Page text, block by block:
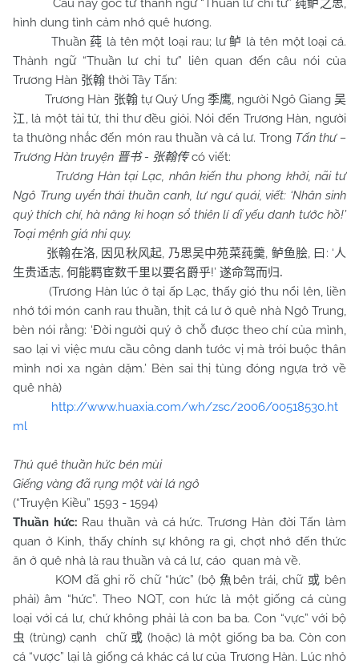
Câu này gốc từ thành ngữ “Thuần lư chi tư” 莼鲈之思,
hình dung tình cảm nhớ quê hương.
Thuần莼 là tên một loại rau; lư鲈 là tên một loại cá.
Thành ngữ “Thuần lư chi tư” liên quan đến câu nói của
Trương Hàn 张翰 thời Tây Tấn:
Trương Hàn 张翰 tự Quý Ưng 季鹰, người Ngô Giang吴
江, là một tài tử, thi thư đều giỏi. Nói đến Trương Hàn, người
ta thường nhắc đến món rau thuần và cá lư. Trong Tấn thư –
Trương Hàn truyện 晋书- 张翰传có viết:
Trương Hàn tại Lạc, nhân kiến thu phong khởi, nãi tư
Ngô Trung uyển thái thuần canh, lư ngư quái, viết: ‘Nhân sinh
quý thích chí, hà năng ki hoạn sổ thiên lí dĩ yếu danh tước hồ!’
Toại mệnh giá nhi quy.
张翰在洛, 因见秋风起, 乃思吴中苑菜莼羹, 鲈鱼脍, 曰 : ‘人
生贵适志, 何能羁宦数千里以要名爵乎!’ 遂命驾而归.
(Trương Hàn lúc ở tại ấp Lạc, thấy gió thu nổi lên, liền
nhớ tới món canh rau thuần, thịt cá lư ở quê nhà Ngô Trung,
bèn nói rằng: ‘Đời người quý ở chỗ được theo chí của mình,
sao lại vì việc mưu cầu công danh tước vị mà trói buộc thân
mình nơi xa ngàn dặm.’ Bèn sai thị tùng đóng ngựa trở về
quê nhà)
http://www.huaxia.com/wh/zsc/2006/00518530.ht
ml
Thú quê thuần hức bén mùi
Giếng vàng đã rụng một vài lá ngô
(“Truyện Kiều” 1593 - 1594)
Thuần hức: Rau thuần và cá hức. Trương Hàn đời Tấn làm
quan ở Kinh, thấy chính sự không ra gì, chợt nhớ đến thức
ăn ở quê nhà là rau thuần và cá lư, cáo quan mà về.
KOM đã ghi rõ chữ “hức” (bộ 魚 bên trái, chữ 或 bên
phải) âm “hức”. Theo NQT, con hức là một giống cá cùng
loại với cá lư, chứ không phải là con ba ba. Con “vực” với bộ
虫 (trùng) cạnh chữ 或 (hoặc) là một giống ba ba. Còn con
cá “vược” lại là giống cá khác cá lư của Trương Hàn. Lúc nhỏ